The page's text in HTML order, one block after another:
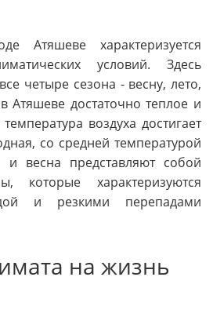
Атяшеве характеризуется
условий. Здесь
четыре сезона - весну, лето,
Атяшеве достаточно теплое и
воздуха достигает
со средней температурой
и весна представляют собой
которые характеризуются
и резкими перепадами
на жизнь